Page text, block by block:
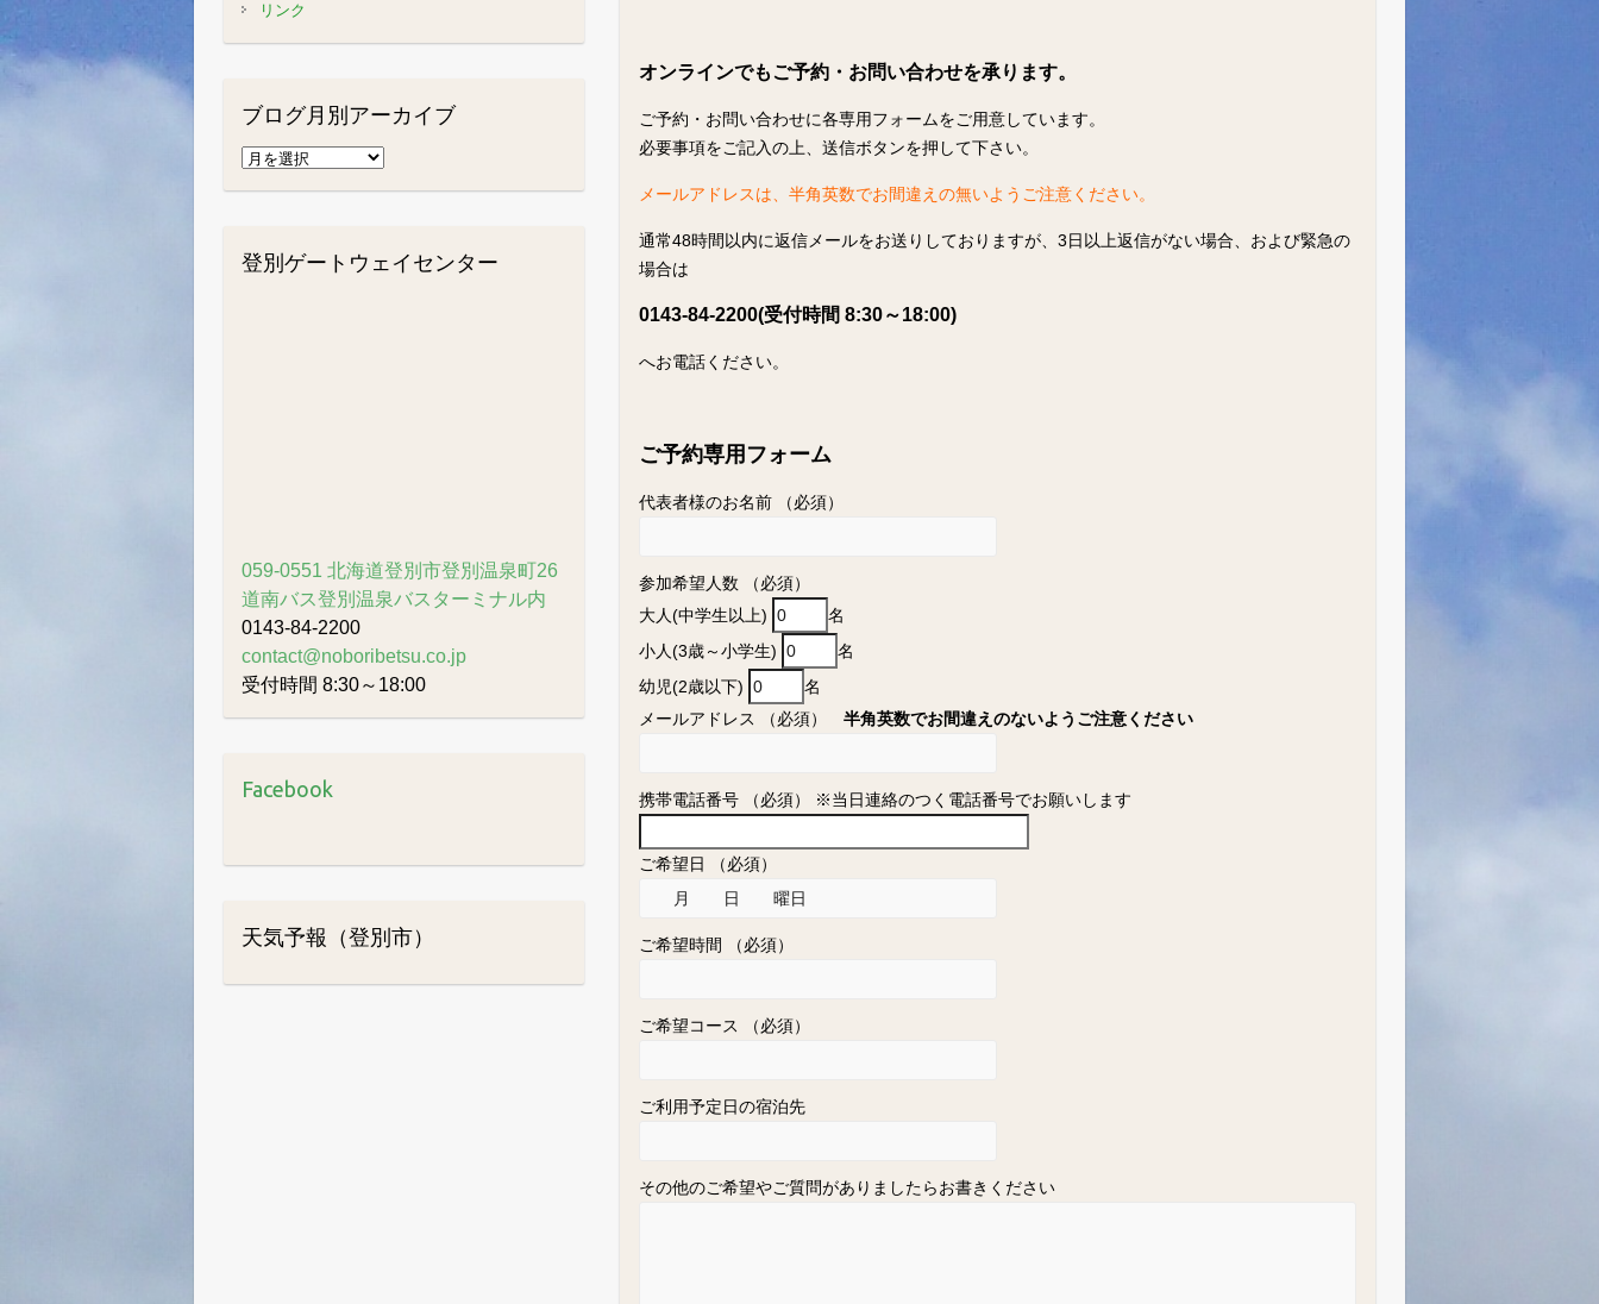
オンラインでもご予約・お問い合わせを承ります。
ご予約・お問い合わせに各専用フォームをご用意しています。
必要事項をご記入の上、送信ボタンを押して下さい。
メールアドレスは、半角英数でお間違えの無いようご注意ください。
通常48時間以内に返信メールをお送りしておりますが、3日以上返信がない場合、および緊急の
場合は
0143-84-2200(受付時間 8:30～18:00)
へお電話ください。
ご予約専用フォーム
代表者様のお名前 （必須）
参加希望人数 （必須）
大人(中学生以上)
名
小人(3歳～小学生)
名
幼児(2歳以下)
名
メールアドレス （必須） 半角英数でお間違えのないようご注意ください
携帯電話番号 （必須） ※当日連絡のつく電話番号でお願いします
ご希望日 （必須）
ご希望時間 （必須）
ご希望コース （必須）
ご利用予定日の宿泊先
その他のご希望やご質問がありましたらお書きください
リンク
ブログ月別アーカイブ
ブ
ロ
別
登別ゲートウェイセンター
059-0551 北海道登別市登別温泉町26
道南バス登別温泉バスターミナル内
0143-84-2200
contact@noboribetsu.co.jp
受付時間 8:30～18:00
Facebook
天気予報（登別市）